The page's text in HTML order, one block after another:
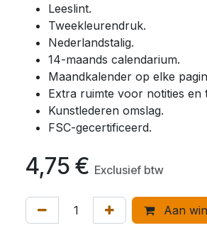
Leeslint.
Tweekleurendruk.
Nederlandstalig.
14-maands calendarium.
Maandkalender op elke
Extra ruimte voor notities en
Kunstlederen omslag.
FSC-gecertificeerd.
4,75 € Exclusief btw
Aan